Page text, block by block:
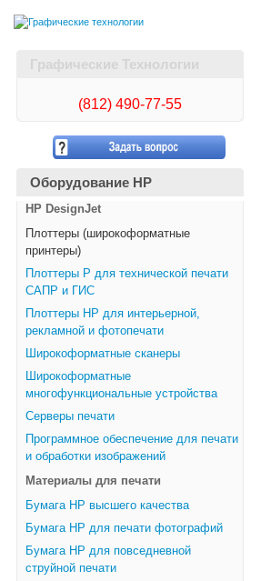
Графические Технологии
(812) 490-77-55
Оборудование HP
HP DesignJet
Плоттеры (широкоформатные
принтеры)
Плоттеры Р для технической печати
САПР и ГИС
Плоттеры НР для интерьерной,
рекламной и фотопечати
Широкоформатные сканеры
Широкоформатные
многофункциональные устройства
Серверы печати
Программное обеспечение для печати
и обработки изображений
Материалы для печати
Бумага HP высшего качества
Бумага HP для печати фотографий
Бумага HP для повседневной
струйной печати